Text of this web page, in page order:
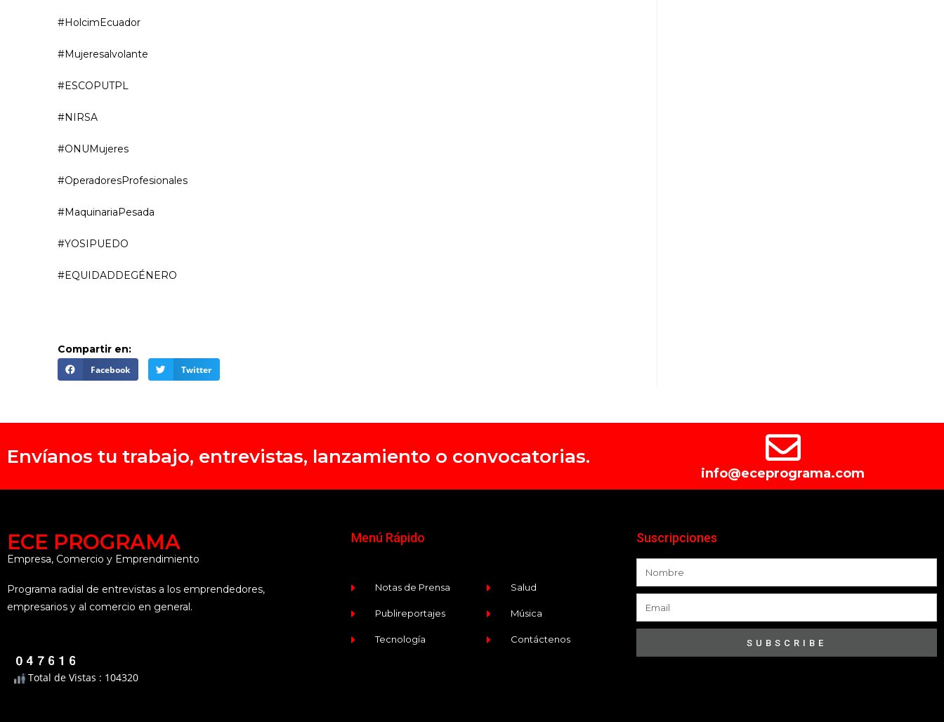
#HolcimEcuador
#Mujeresalvolante
#ESCOPUTPL
#NIRSA
#ONUMujeres
#OperadoresProfesionales
#MaquinariaPesada
#YOSIPUEDO
#EQUIDADDEGÉNERO
Compartir en:
Facebook Twitter
Envíanos tu trabajo, entrevistas, lanzamiento o convocatorias.
info@eceprograma.com
ECE PROGRAMA
Empresa, Comercio y Emprendimiento
Programa radial de entrevistas a los emprendedores,
empresarios y al comercio en general.
Total de Vistas : 104320
Menú Rápido
Notas de Prensa
Publireportajes
Tecnología
Salud
Música
Contáctenos
Suscripciones
SUBSCRIBE